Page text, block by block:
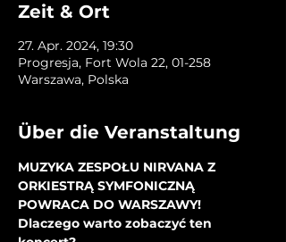
Zeit & Ort
27. Apr. 2024, 19:30
Progresja, Fort Wola 22, 01-258
Warszawa, Polska
Über die Veranstaltung
MUZYKA ZESPOŁU NIRVANA Z
ORKIESTRĄ SYMFONICZNĄ
POWRACA DO WARSZAWY!
Dlaczego warto zobaczyć ten